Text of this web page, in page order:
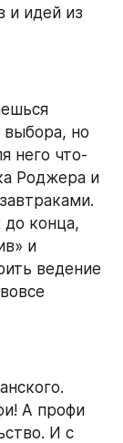
и идей из
выбора, но
него что-
Роджера и
конца,
и
ведение
А профи
И с